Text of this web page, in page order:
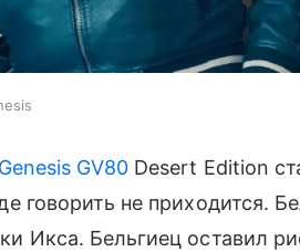
Genesis GV80 Desert Edition
говорить не приходится.
Икса. Бельгиец оставил